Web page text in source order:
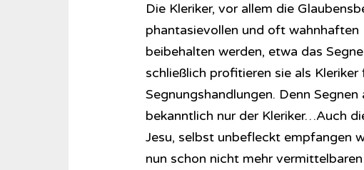
Die Kleriker, vor allem die
phantasievollen und oft wahnhaften
beibehalten werden, etwa das
schließlich profitieren sie als Kleriker
Segnungshandlungen. Denn
bekanntlich nur der Kleriker…Auch
Jesu, selbst unbefleckt empfangen
nun schon nicht mehr